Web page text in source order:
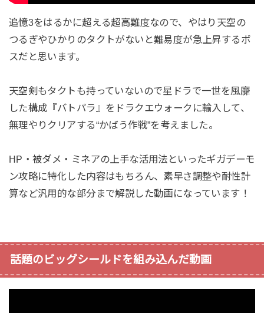
追憶3をはるかに超える超高難度なので、やはり天空の
つるぎやひかりのタクトがないと難易度が急上昇するボ
スだと思います。
天空剣もタクトも持っていないので星ドラで一世を風靡
した構成『バトパラ』をドラクエウォークに輸入して、
無理やりクリアする“かばう作戦”を考えました。
HP・被ダメ・ミネアの上手な活用法といったギガデーモ
ン攻略に特化した内容はもちろん、素早さ調整や耐性計
算など汎用的な部分まで解説した動画になっています！
話題のビッグシールドを組み込んだ動画